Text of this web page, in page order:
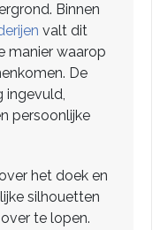
Binnen
valt dit
manier waarop
De
ingevuld,
persoonlijke
het doek en
silhouetten
te lopen.